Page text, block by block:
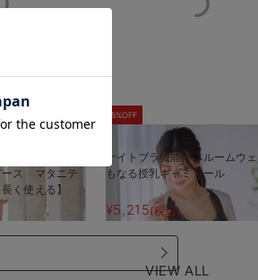
ース マタニテ
く使える】
5%OFF
ナイトブラ機能付 ルームウ
もなる授乳キャミソール
¥5,215(税込)
VIEW ALL